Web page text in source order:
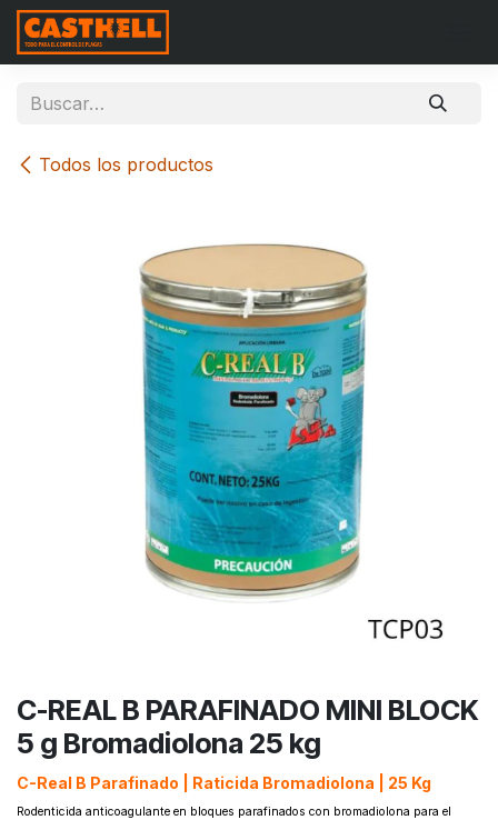
Ir al contenido
Todos los productos
C-REAL B PARAFINADO MINI BLOCK
5 g Bromadiolona 25 kg
C-Real B Parafinado | Raticida Bromadiolona | 25 Kg
Rodenticida anticoagulante en bloques parafinados con bromadiolona para el